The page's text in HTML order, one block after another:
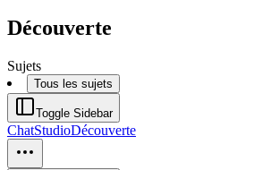
Découverte
Sujets
Tous les sujets
Toggle Sidebar
ChatStudioDécouverte